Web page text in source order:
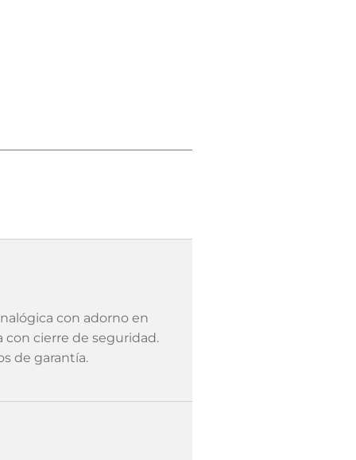
con adorno en
con cierre de seguridad.
de garantía.